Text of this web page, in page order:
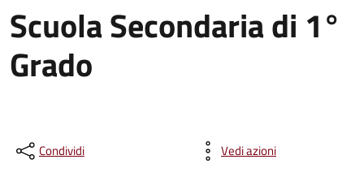
Scuola Secondaria di 1°
Grado
Condividi Vedi azioni